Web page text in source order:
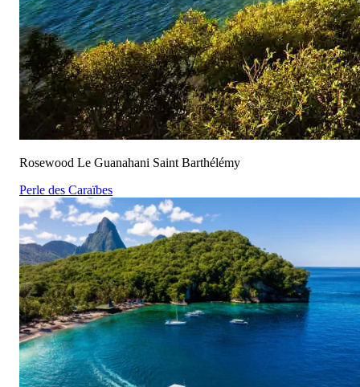
Rosewood Le Guanahani Saint Barthélémy
Perle des Caraïbes